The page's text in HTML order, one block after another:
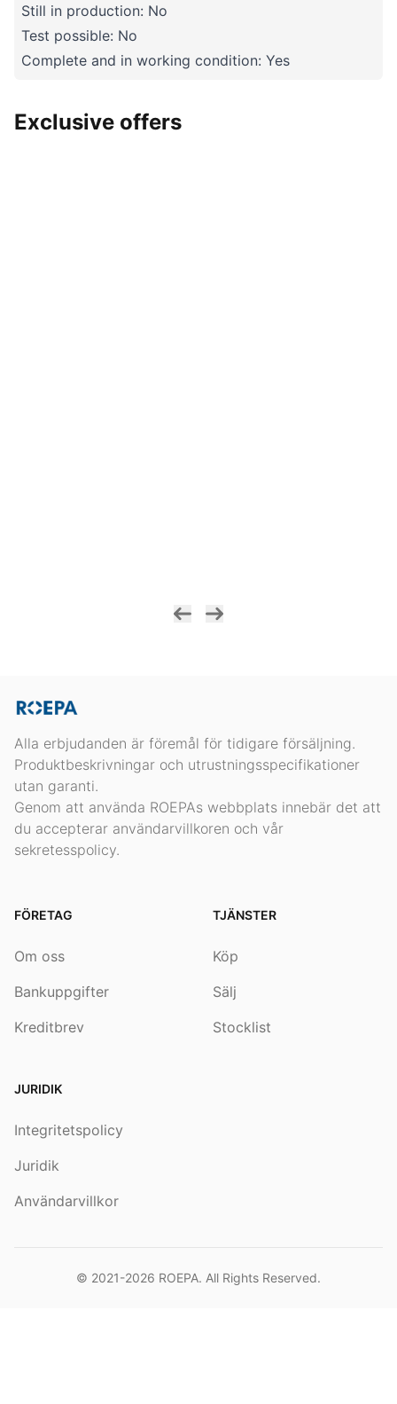
Still in production: No
Test possible: No
Complete and in working condition: Yes
Exclusive offers
Alla erbjudanden är föremål för tidigare försäljning.
Produktbeskrivningar och utrustningsspecifikationer
utan garanti.
Genom att använda ROEPAs webbplats innebär det att
du accepterar användarvillkoren och vår
sekretesspolicy.
FÖRETAG
Om oss
Bankuppgifter
Kreditbrev
TJÄNSTER
Köp
Sälj
Stocklist
JURIDIK
Integritetspolicy
Juridik
Användarvillkor
© 2021-2026 ROEPA. All Rights Reserved.